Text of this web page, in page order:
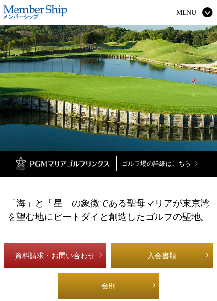
MENU
よくあるご質問
ゴルフ場の詳細はこちら
「海」と「星」の象徴である聖母マリアが東京湾
を望む地に ピートダイと創造したゴルフの聖地。
資料請求・お問い合わせ 入会書類
会則